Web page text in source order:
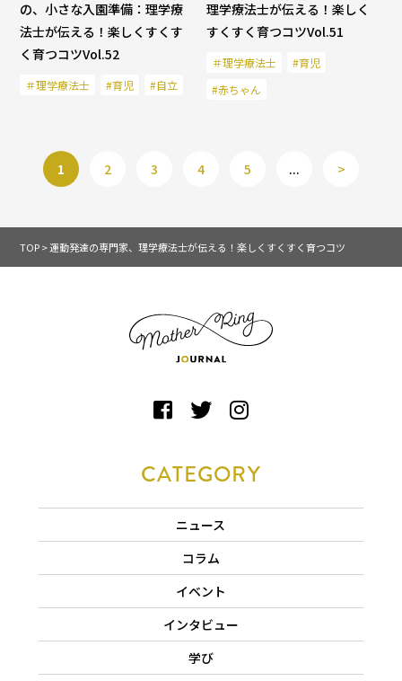
の、小さな入園準備：理学療
法士が伝える！楽しくすくす
く育つコツVol.52
＃理学療法士 #育児 #自立
理学療法士が伝える！楽しく
すくすく育つコツVol.51
＃理学療法士
#育児
#赤ちゃん
1 2 3 4 5 ... >
TOP>運動発達の専門家、理学療法士が伝える！楽しくすくすく育つコツ
CATEGORY
ニュース
コラム
イベント
インタビュー
学び